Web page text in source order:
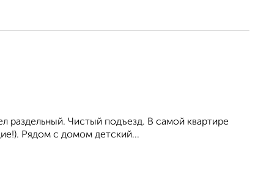
раздельный. Чистый подъезд. В самой квартире
Рядом с домом детский...